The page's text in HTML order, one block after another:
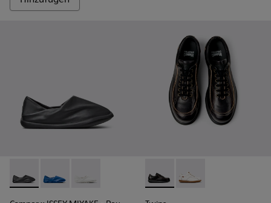
Camper x ISSEY MIYAKE - Peu Form - K101074-001 -
Camper x ISSEY MIYAKE - Peu Form - K101074-004
Camper x ISSEY MIYAKE - Peu Form -
Twins - 16235-100 -
Twins - 16235-099